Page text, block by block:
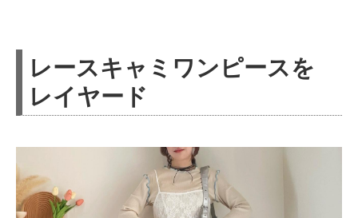
レースキャミワンピースを
レイヤード